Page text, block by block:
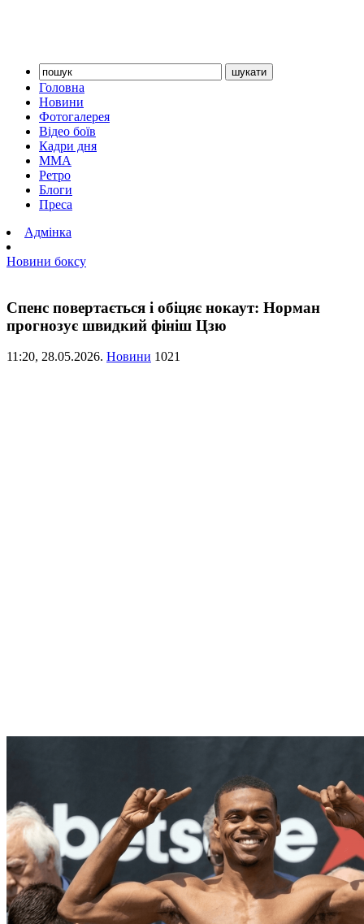
Головна
Новини
Фотогалерея
Відео боїв
Кадри дня
ММА
Ретро
Блоги
Преса
Адмінка
Новини боксу
Спенс повертається і обіцяє нокаут: Норман
прогнозує швидкий фініш Цзю
11:20, 28.05.2026. Новини 1021